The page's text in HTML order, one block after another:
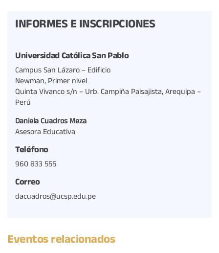
INFORMES E INSCRIPCIONES
Universidad Católica San Pablo
Campus San Lázaro – Edificio
Newman, Primer nivel
Quinta Vivanco s/n – Urb. Campiña Paisajista, Arequipa –
Perú
Daniela Cuadros Meza
Asesora Educativa
Teléfono
960 833 555
Correo
dacuadros@ucsp.edu.pe
Eventos relacionados